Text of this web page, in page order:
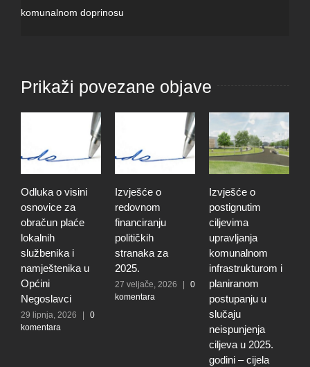
komunalnom doprinosu
Prikaži povezane objave
Odluka o visini
osnovice za
obračun plaće
lokalnih
službenika i
namještenika u
Općini
Negoslavci
29 lipnja, 2026
0
komentara
Izvješće o
redovnom
financiranju
političkih
stranaka za
2025.
27 veljače, 2026
0
komentara
Izvješće o
postignutim
ciljevima
upravljanja
komunalnom
infrastrukturom i
planiranom
postupanju u
slučaju
neispunjenja
ciljeva u 2025.
godini – cijela